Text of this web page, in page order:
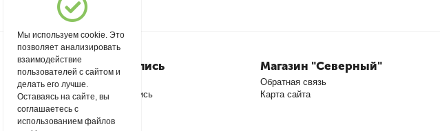
Моя учетная запись
Войти
Создать учетную запись
Магазин "Северный"
Обратная связь
Карта сайта
Мы используем cookie. Это
позволяет анализировать
взаимодействие
пользователей с сайтом и
делать его лучше.
Оставаясь на сайте, вы
соглашаетесь с
использованием файлов